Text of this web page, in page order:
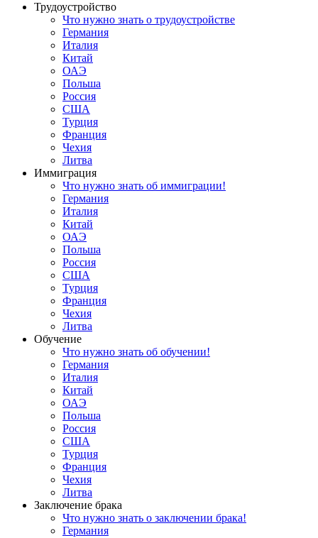
Трудоустройство
Что нужно знать о трудоустройстве
Германия
Италия
Китай
ОАЭ
Польша
Россия
США
Турция
Франция
Чехия
Литва
Иммиграция
Что нужно знать об иммиграции!
Германия
Италия
Китай
ОАЭ
Польша
Россия
США
Турция
Франция
Чехия
Литва
Обучение
Что нужно знать об обучении!
Германия
Италия
Китай
ОАЭ
Польша
Россия
США
Турция
Франция
Чехия
Литва
Заключение брака
Что нужно знать о заключении брака!
Германия